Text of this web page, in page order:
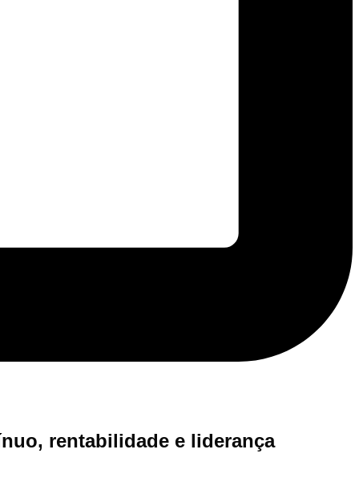
rentabilidade e liderança